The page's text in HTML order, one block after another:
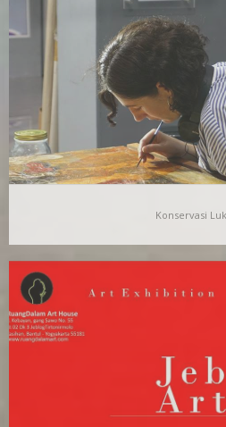
dapat leluasa masuk ke dalam
Konservasi Lukisan
Kegiatan workshop ini merupakan
program residensi “Art Conservation
diinisiasi…
Konservasi